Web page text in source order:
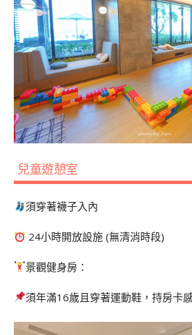
兒童遊憩室
須穿著襪子入內
24小時開放設施 (無清消時段)
景觀健身房：
須年滿16歲且穿著運動鞋，持房卡